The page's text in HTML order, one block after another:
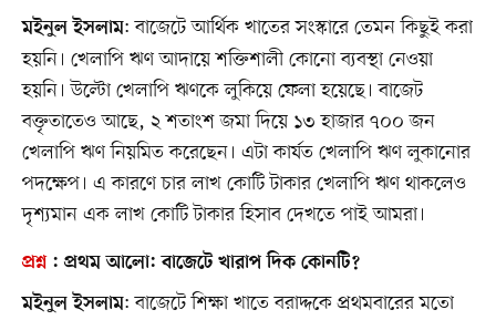
মইনুল ইসলাম: বাজেটে আর্থিক খাতের সংস্কারে তেমন কিছুই করা
হয়নি। খেলাপি ঋণ আদায়ে শক্তিশালী কোনো ব্যবস্থা নেওয়া
হয়নি। উল্টো খেলাপি ঋণকে লুকিয়ে ফেলা হয়েছে। বাজেট
বক্তৃতাতেও আছে, ২ শতাংশ জমা দিয়ে ১৩ হাজার ৭০০ জন
খেলাপি ঋণ নিয়মিত করেছেন। এটা কার্যত খেলাপি ঋণ লুকানোর
পদক্ষেপ। এ কারণে চার লাখ কোটি টাকার খেলাপি ঋণ থাকলেও
দৃশ্যমান এক লাখ কোটি টাকার হিসাব দেখতে পাই আমরা।
প্রশ্ন: প্রথম আলো: বাজেটে খারাপ দিক কোনটি?
মইনুল ইসলাম: বাজেটে শিক্ষা খাতে বরাদ্দকে প্রথমবারের মতো